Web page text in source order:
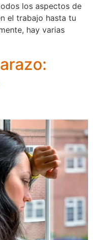
los aspectos de
el trabajo hasta tu
hay varias